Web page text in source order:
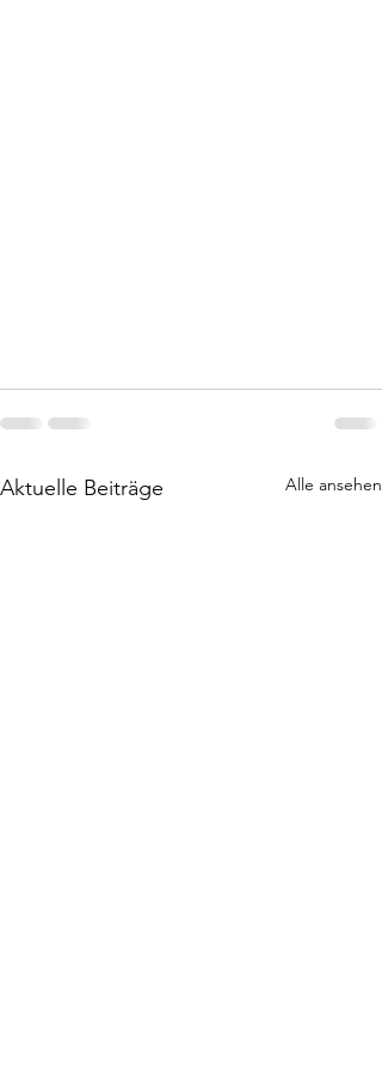
Aktuelle Beiträge Alle ansehen